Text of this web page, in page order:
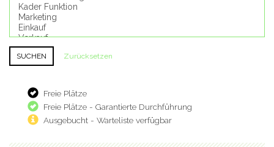
Zurücksetzen
Freie Plätze
Freie Plätze - Garantierte Durchführung
Ausgebucht - Warteliste verfügbar